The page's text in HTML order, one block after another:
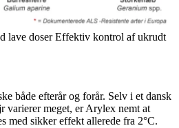
lave doser Effektiv kontrol af ukrudt
både efterår og forår. Selv i et dansk
varierer meget, er Arylex nemt at
med sikker effekt allerede fra 2°C.